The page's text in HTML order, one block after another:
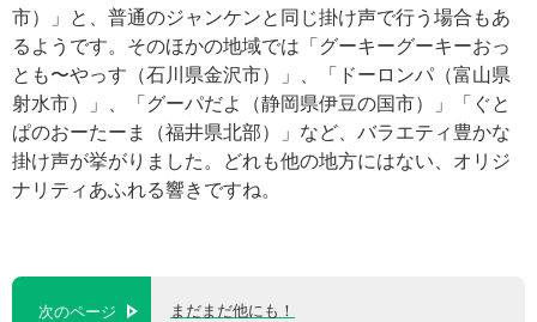
市）」と、普通のジャンケンと同じ掛け声で行う場合もあ
るようです。そのほかの地域では「グーキーグーキーおっ
とも〜やっす（石川県金沢市）」、「ドーロンパ（富山県
射水市）」、「グーパだよ（静岡県伊豆の国市）」「ぐと
ぱのおーたーま（福井県北部）」など、バラエティ豊かな
掛け声が挙がりました。どれも他の地方にはない、オリジ
ナリティあふれる響きですね。
次のページ まだまだ他にも！